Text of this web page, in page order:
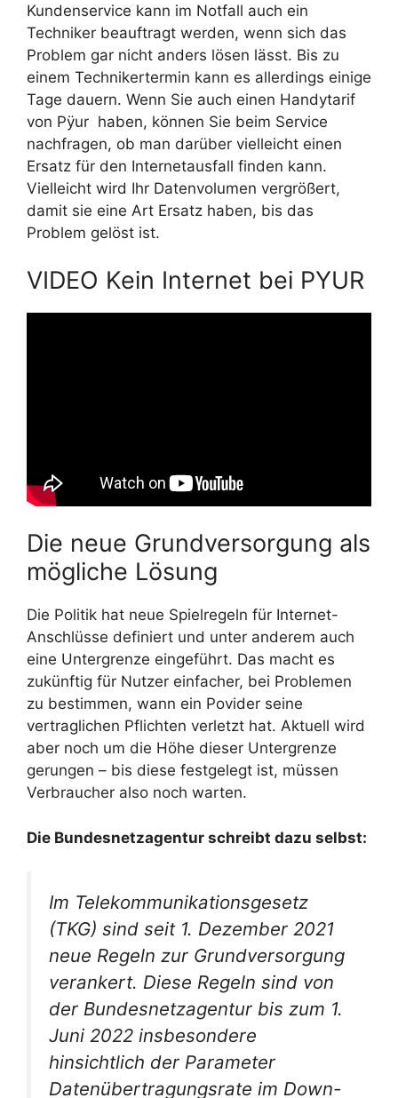
Kundenservice kann im Notfall auch ein
Techniker beauftragt werden, wenn sich das
Problem gar nicht anders lösen lässt. Bis zu
einem Technikertermin kann es allerdings einige
Tage dauern. Wenn Sie auch einen Handytarif
von Pÿur haben, können Sie beim Service
nachfragen, ob man darüber vielleicht einen
Ersatz für den Internetausfall finden kann.
Vielleicht wird Ihr Datenvolumen vergrößert,
damit sie eine Art Ersatz haben, bis das
Problem gelöst ist.
VIDEO Kein Internet bei PYUR
Die neue Grundversorgung als
mögliche Lösung
Die Politik hat neue Spielregeln für Internet-
Anschlüsse definiert und unter anderem auch
eine Untergrenze eingeführt. Das macht es
zukünftig für Nutzer einfacher, bei Problemen
zu bestimmen, wann ein Povider seine
vertraglichen Pflichten verletzt hat. Aktuell wird
aber noch um die Höhe dieser Untergrenze
gerungen – bis diese festgelegt ist, müssen
Verbraucher also noch warten.
Die Bundesnetzagentur schreibt dazu selbst:
Im Telekommunikationsgesetz
(TKG) sind seit 1. Dezember 2021
neue Regeln zur Grundversorgung
verankert. Diese Regeln sind von
der Bundesnetzagentur bis zum 1.
Juni 2022 insbesondere
hinsichtlich der Parameter
Datenübertragungsrate im Down-